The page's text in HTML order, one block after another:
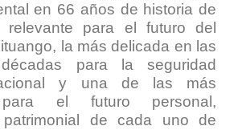
en 66 años de historia de
para el futuro del
la más delicada en las
para la seguridad
y una de las más
para el futuro personal,
de cada uno de